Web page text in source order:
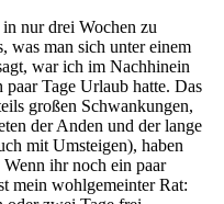
nur drei Wochen zu
was man sich unter einem
war ich im Nachhinein
Tage Urlaub hatte. Das
großen Schwankungen,
der Anden und der lange
mit Umsteigen), haben
ihr noch ein paar
mein wohlgemeinter Rat: